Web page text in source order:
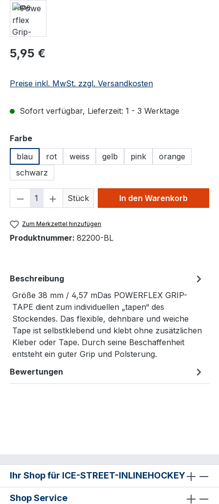
Regulärer Preis:
5,95 €
Preise inkl. MwSt. zzgl. Versandkosten
Sofort verfügbar, Lieferzeit: 1 - 3 Werktage
Farbeauswählen
blau
rot weiss gelb pink
orange
schwarz
Produkt Anzahl: Gib den
Stück In den Warenkorb
Zum Merkzettel hinzufügen
Produktnummer: 82200-BL
Beschreibung
Größe 38 mm / 4,57 mDas POWERFLEX GRIP-
TAPE dient zum individuellen „tapen“ des
Stockendes. Das flexible, dehnbare und weiche
Tape ist selbstklebend und klebt ohne zusätzlichen
Kleber oder Tape. Durch seine Beschaffenheit
entsteht ein guter Grip und Polsterung.
Bewertungen
Ihr Shop für ICE-STREET-INLINEHOCKEY
Shop Service